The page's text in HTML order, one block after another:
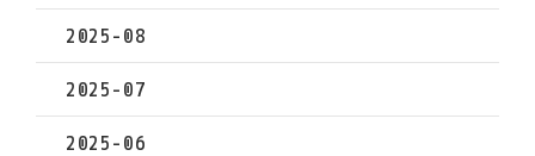
2025-08
2025-07
2025-06